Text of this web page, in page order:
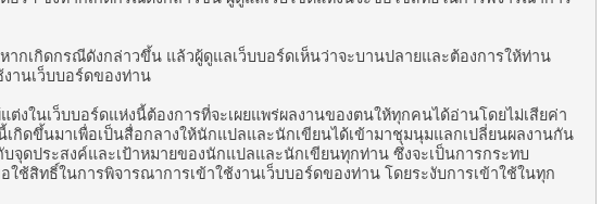
กเกิดกรณีดังกล่าวขึ้น แล้วผู้ดูแลเว็บบอร์ดเห็นว่าจะบานปลายและต้องการให้ท่าน
านเว็บบอร์ดของท่าน
ในเว็บบอร์ดแห่งนี้ต้องการที่จะเผยแพร่ผลงานของตนให้ทุกคนได้อ่านโดยไม่เสียค่า
กิดขึ้นมาเพื่อเป็นสื่อกลางให้นักแปลและนักเขียนได้เข้ามาชุมนุมแลกเปลี่ยนผลงานกัน
จุดประสงค์และเป้าหมายของนักแปลและนักเขียนทุกท่าน ซึ่งจะเป็นการกระทบ
ช้สิทธิ์ในการพิจารณาการเข้าใช้งานเว็บบอร์ดของท่าน โดยระงับการเข้าใช้ในทุก